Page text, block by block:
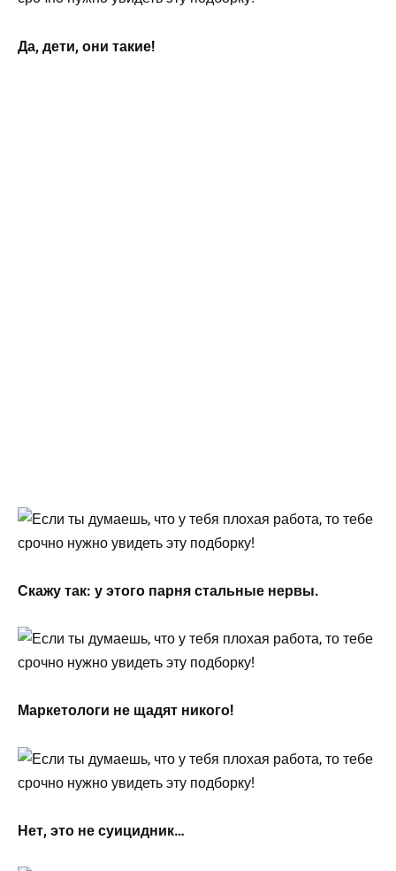
Да, дети, они такие!
Скажу так: у этого парня стальные нервы.
Маркетологи не щадят никого!
Нет, это не суицидник…